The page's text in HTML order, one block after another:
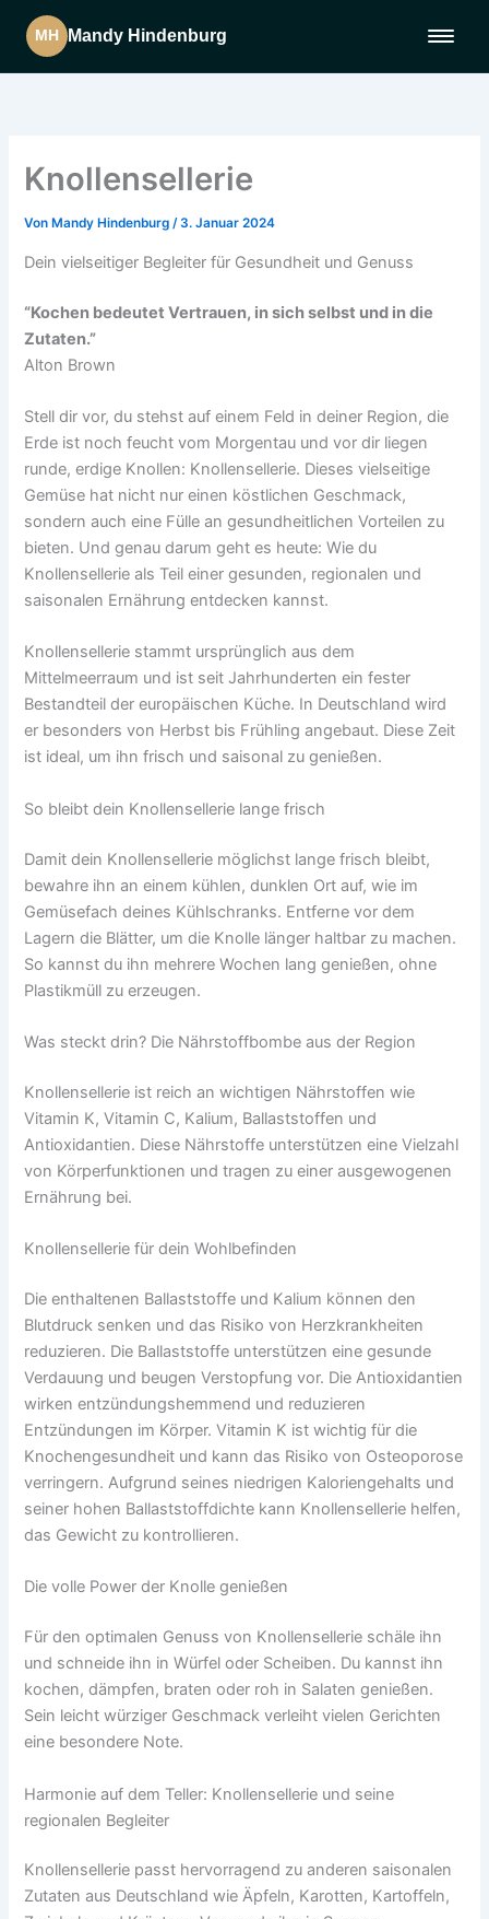
MH Mandy Hindenburg
Über mich
Projekte
Angebote
Bücher
Begleitung
Unternehmensbegleitung
Kalender
Anmelden
Eingeschränkter Inhalt
Eingeschränkter Inhalt
Knollensellerie
Von Mandy Hindenburg/3. Januar 2024
Dein vielseitiger Begleiter für Gesundheit und Genuss
“Kochen bedeutet Vertrauen, in sich selbst und in die
Zutaten.”
Alton Brown
Stell dir vor, du stehst auf einem Feld in deiner Region, die
Erde ist noch feucht vom Morgentau und vor dir liegen
runde, erdige Knollen: Knollensellerie. Dieses vielseitige
Gemüse hat nicht nur einen köstlichen Geschmack,
sondern auch eine Fülle an gesundheitlichen Vorteilen zu
bieten. Und genau darum geht es heute: Wie du
Knollensellerie als Teil einer gesunden, regionalen und
saisonalen Ernährung entdecken kannst.
Knollensellerie stammt ursprünglich aus dem
Mittelmeerraum und ist seit Jahrhunderten ein fester
Bestandteil der europäischen Küche. In Deutschland wird
er besonders von Herbst bis Frühling angebaut. Diese Zeit
ist ideal, um ihn frisch und saisonal zu genießen.
So bleibt dein Knollensellerie lange frisch
Damit dein Knollensellerie möglichst lange frisch bleibt,
bewahre ihn an einem kühlen, dunklen Ort auf, wie im
Gemüsefach deines Kühlschranks. Entferne vor dem
Lagern die Blätter, um die Knolle länger haltbar zu machen.
So kannst du ihn mehrere Wochen lang genießen, ohne
Plastikmüll zu erzeugen.
Was steckt drin? Die Nährstoffbombe aus der Region
Knollensellerie ist reich an wichtigen Nährstoffen wie
Vitamin K, Vitamin C, Kalium, Ballaststoffen und
Antioxidantien. Diese Nährstoffe unterstützen eine Vielzahl
von Körperfunktionen und tragen zu einer ausgewogenen
Ernährung bei.
Knollensellerie für dein Wohlbefinden
Die enthaltenen Ballaststoffe und Kalium können den
Blutdruck senken und das Risiko von Herzkrankheiten
reduzieren. Die Ballaststoffe unterstützen eine gesunde
Verdauung und beugen Verstopfung vor. Die Antioxidantien
wirken entzündungshemmend und reduzieren
Entzündungen im Körper. Vitamin K ist wichtig für die
Knochengesundheit und kann das Risiko von Osteoporose
verringern. Aufgrund seines niedrigen Kaloriengehalts und
seiner hohen Ballaststoffdichte kann Knollensellerie helfen,
das Gewicht zu kontrollieren.
Die volle Power der Knolle genießen
Für den optimalen Genuss von Knollensellerie schäle ihn
und schneide ihn in Würfel oder Scheiben. Du kannst ihn
kochen, dämpfen, braten oder roh in Salaten genießen.
Sein leicht würziger Geschmack verleiht vielen Gerichten
eine besondere Note.
Harmonie auf dem Teller: Knollensellerie und seine
regionalen Begleiter
Knollensellerie passt hervorragend zu anderen saisonalen
Zutaten aus Deutschland wie Äpfeln, Karotten, Kartoffeln,